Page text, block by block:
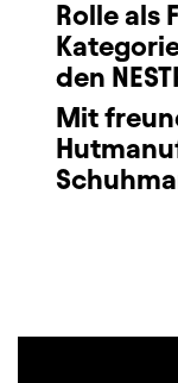
Rolle als
den
Mit